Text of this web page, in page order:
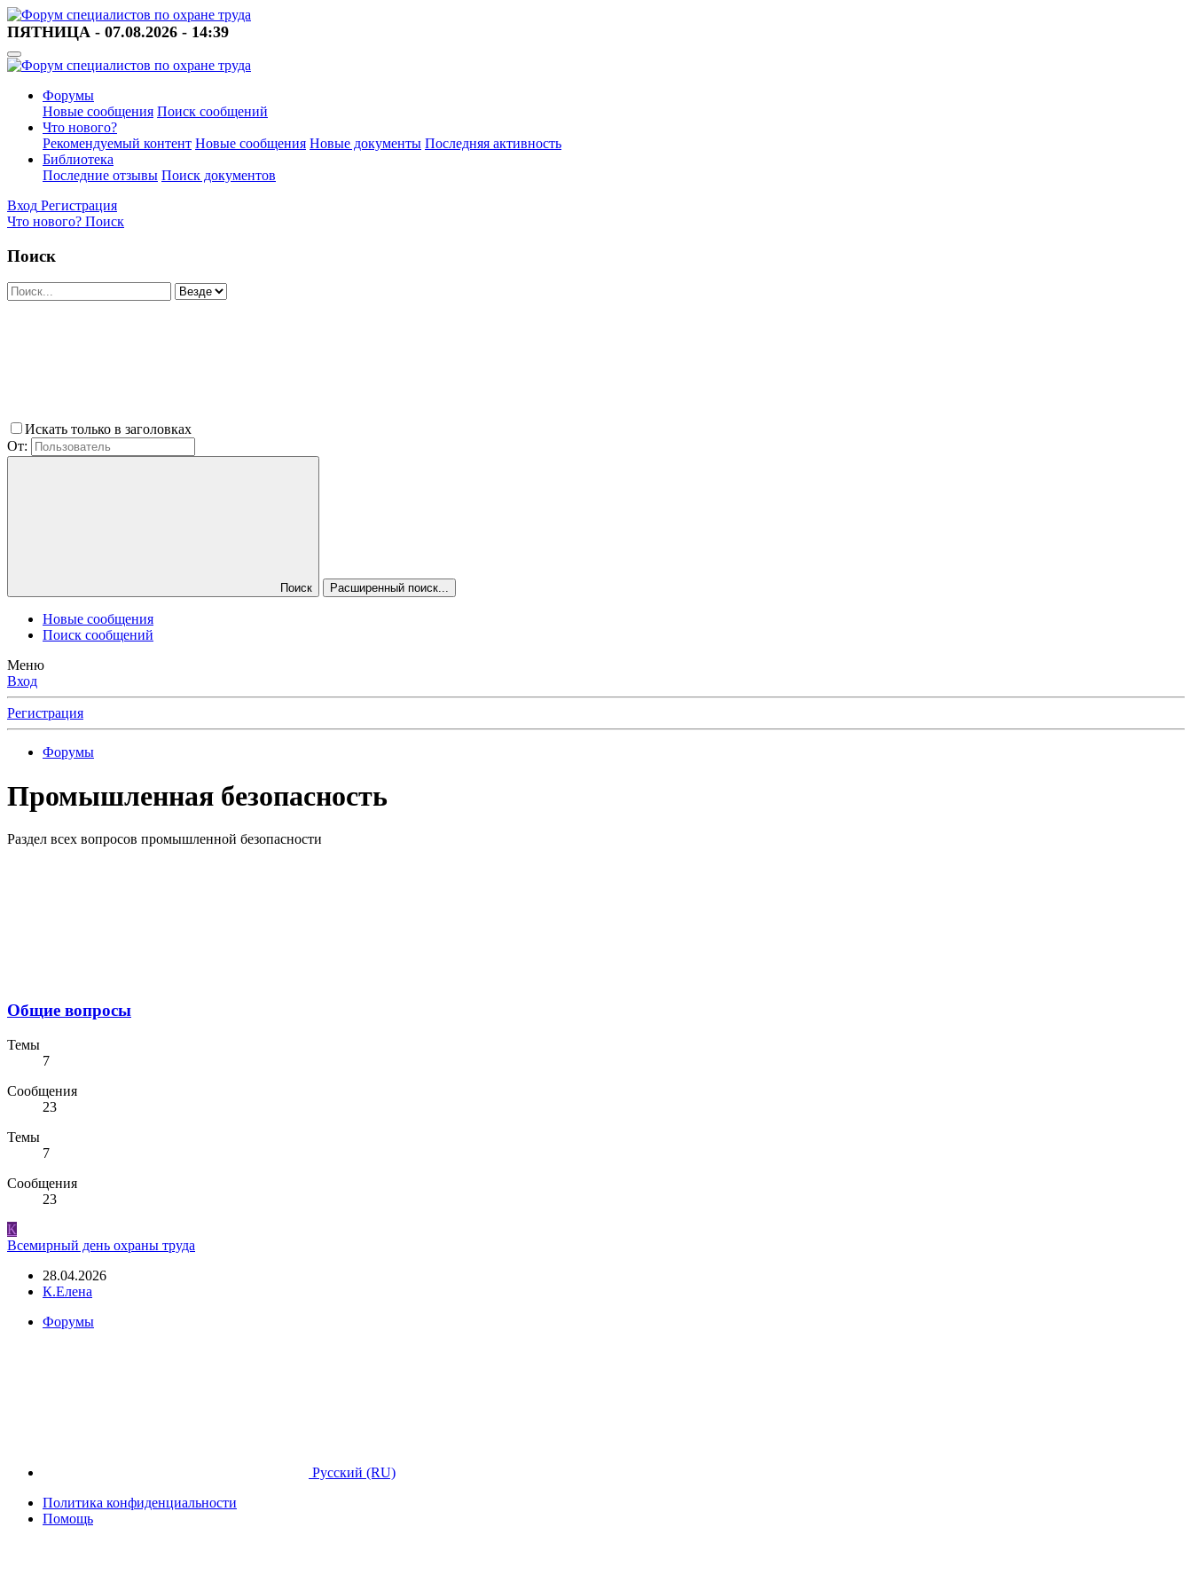
ПЯТНИЦА - 07.08.2026 - 14:39
Форумы
Новые сообщения Поиск сообщений
Что нового?
Рекомендуемый контент Новые сообщения Новые документы Последняя активность
Библиотека
Последние отзывы Поиск документов
Вход Регистрация
Что нового? Поиск
Поиск
Искать только в заголовках
От:
Поиск Расширенный поиск...
Новые сообщения
Поиск сообщений
Меню
Вход
Регистрация
Форумы
Промышленная безопасность
Раздел всех вопросов промышленной безопасности
Общие вопросы
Темы
7
Сообщения
23
Темы
7
Сообщения
23
К
Всемирный день охраны труда
28.04.2026
К.Елена
Форумы
Русский (RU)
Политика конфиденциальности
Помощь